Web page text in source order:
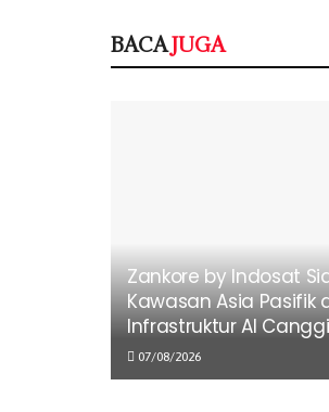
BACAJUGA
Zankore by Indosat
Kawasan Asia Pasifik
Infrastruktur AI
07/08/2026